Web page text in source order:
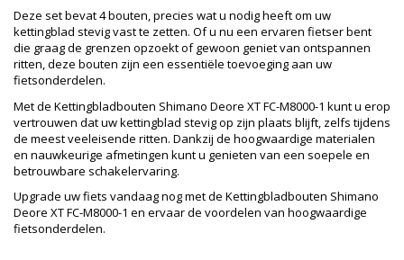
Deze set bevat 4 bouten, precies wat u nodig heeft om uw
kettingblad stevig vast te zetten. Of u nu een ervaren fietser bent
die graag de grenzen opzoekt of gewoon geniet van ontspannen
ritten, deze bouten zijn een essentiële toevoeging aan uw
fietsonderdelen.
Met de Kettingbladbouten Shimano Deore XT FC-M8000-1 kunt u erop
vertrouwen dat uw kettingblad stevig op zijn plaats blijft, zelfs tijdens
de meest veeleisende ritten. Dankzij de hoogwaardige materialen
en nauwkeurige afmetingen kunt u genieten van een soepele en
betrouwbare schakelervaring.
Upgrade uw fiets vandaag nog met de Kettingbladbouten Shimano
Deore XT FC-M8000-1 en ervaar de voordelen van hoogwaardige
fietsonderdelen.